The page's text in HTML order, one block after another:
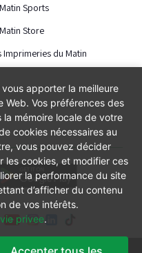
Sports
Store
Imprimeries du Matin
apporter la meilleure
Web. Vos préférences des
mémoire locale de votre
cookies nécessaires au
vous pouvez décider
les cookies, et modifier ces
la performance du site
d’afficher du contenu
de vos intérêts.
privee.